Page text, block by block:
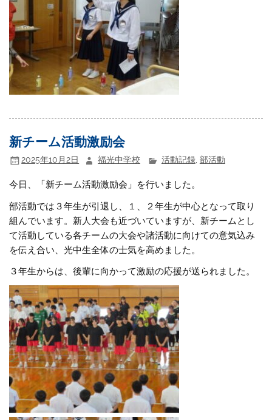
新チーム活動激励会
2025年10月2日 福光中学校 活動記録, 部活動
今日、「新チーム活動激励会」を行いました。
部活動では３年生が引退し、１、２年生が中心となって取り
組んでいます。新人大会も近づいていますが、新チームとし
て活動している各チームの大会や諸活動に向けての意気込み
を伝え合い、光中生全体の士気を高めました。
３年生からは、後輩に向かって激励の応援が送られました。